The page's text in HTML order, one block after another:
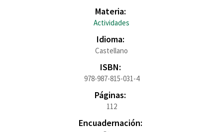
Materia:
Actividades
Idioma:
Castellano
ISBN:
978-987-815-031-4
Páginas:
112
Encuadernación: